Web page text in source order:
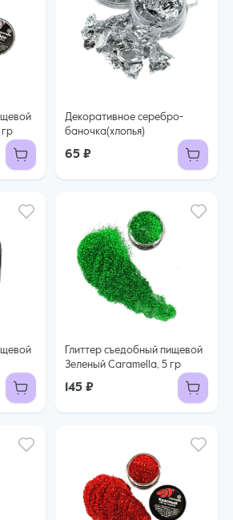
Декоративное серебро-
баночка(хлопья)
65 ₽
Глиттер съедобный пищевой
Зеленый Caramella, 5 гр
145 ₽